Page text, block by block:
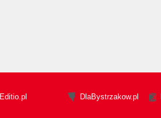
Editio.pl DlaBystrzakow.pl